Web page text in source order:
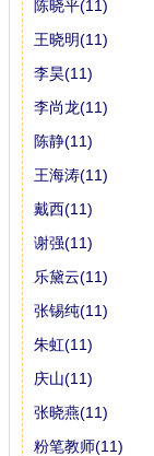
陈晓平(11)
王晓明(11)
李昊(11)
李尚龙(11)
陈静(11)
王海涛(11)
戴西(11)
谢强(11)
乐黛云(11)
张锡纯(11)
朱虹(11)
庆山(11)
张晓燕(11)
粉笔教师(11)